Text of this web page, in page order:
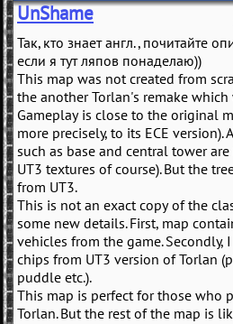
UnShame
Так, кто знает англ., почитайте
если я тут ляпов понаделаю))
This map was not created from
the another Torlan's remake
Gameplay is close to the original
more precisely, to its ECE
such as base and central tower
UT3 textures of course). But the
from UT3.
This is not an exact copy of the
some new details. First, map
vehicles from the game. Secondly,
chips from UT3 version of Torlan
puddle etc.).
This map is perfect for those who
Torlan. But the rest of the map is